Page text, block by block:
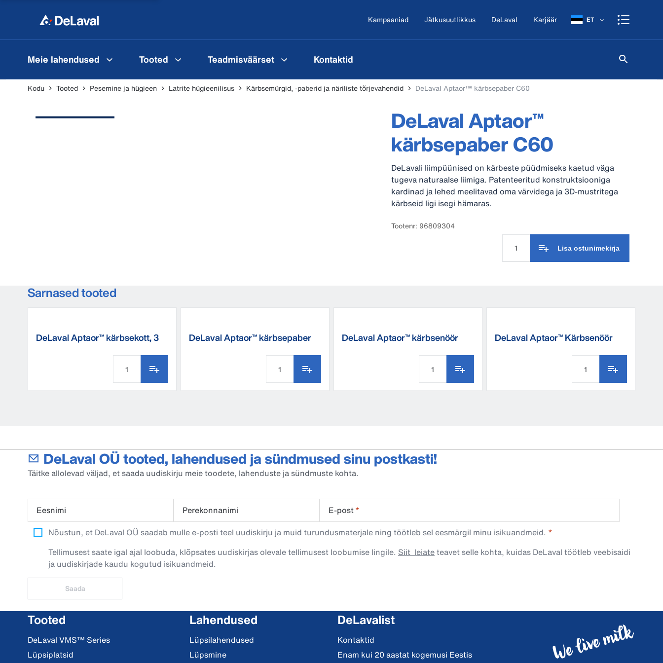
Kampaaniad Jätkusuutlikkus DeLaval Karjäär ET
Meie lahendused Tooted Teadmisväärset Kontaktid
Kodu Tooted Pesemine ja hügieen Latrite hügieenilisus Kärbsemürgid, -paberid ja näriliste tõrjevahendid DeLaval Aptaor™ kärbsepaber C60
DeLaval Aptaor™
kärbsepaber C60
DeLavali liimpüünised on kärbeste püüdmiseks kaetud väga
tugeva naturaalse liimiga. Patenteeritud konstruktsiooniga
kardinad ja lehed meelitavad oma värvidega ja 3D-mustritega
kärbseid ligi isegi hämaras.
Tootenr: 96809304
Lisa ostunimekirja
Sarnased tooted
DeLaval Aptaor™ kärbsekott, 3
DeLaval Aptaor™ kärbsepaber
DeLaval Aptaor™ kärbsenöör
DeLaval Aptaor™ Kärbsenöör
DeLaval OÜ tooted, lahendused ja sündmused sinu postkasti!
Täitke allolevad väljad, et saada uudiskirju meie toodete, lahenduste ja sündmuste kohta.
Eesnimi Perekonnanimi E-post*
Nõustun, et DeLaval OÜ saadab mulle e-posti teel uudiskirju ja muid turundusmaterjale ning töötleb sel eesmärgil minu isikuandmeid.​
Tellimusest saate igal ajal loobuda, klõpsates uudiskirjas olevale tellimusest loobumise lingile. Siit leiateteavet selle kohta, kuidas DeLaval töötleb veebisaidi
ja uudiskirjade kaudu kogutud isikuandmeid.
Saada
Tooted
DeLaval VMS™ Series
Lüpsiplatsid
Lahendused
Lüpsilahendused
Lüpsmine
DeLavalist
Kontaktid
Enam kui 20 aastat kogemusi Eestis